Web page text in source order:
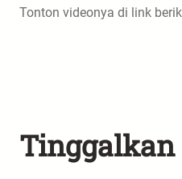
Tonton videonya di link
Tinggalkan